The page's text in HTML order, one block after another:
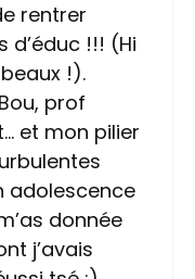
rentrer
d’éduc !!! (Hi
!).
prof
et mon pilier
adolescence
donnée
j’avais